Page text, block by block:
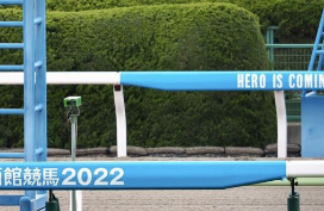
ニュース
例年より差しが利いている」 札幌ダート